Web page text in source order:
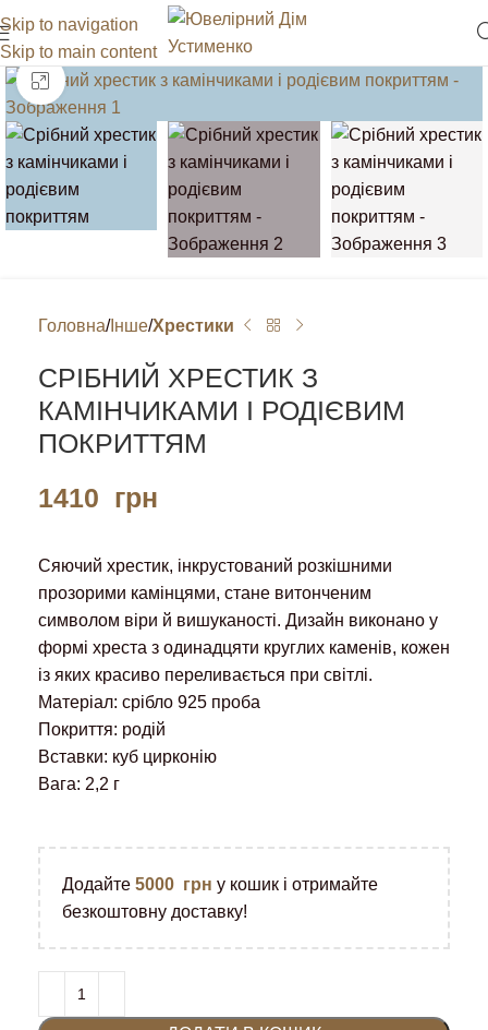
Skip to navigation
Skip to main content
Клацніть, щоб збільшити
Головна Інше Хрестики
СРІБНИЙ ХРЕСТИК З
КАМІНЧИКАМИ І РОДІЄВИМ
ПОКРИТТЯМ
1410 грн
Сяючий хрестик, інкрустований розкішними
прозорими камінцями, стане витонченим
символом віри й вишуканості. Дизайн виконано у
формі хреста з одинадцяти круглих каменів, кожен
із яких красиво переливається при світлі.
Матеріал: срібло 925 проба
Покриття: родій
Вставки: куб цирконію
Вага: 2,2 г
Додайте 5000 грн у кошик і отримайте
безкоштовну доставку!